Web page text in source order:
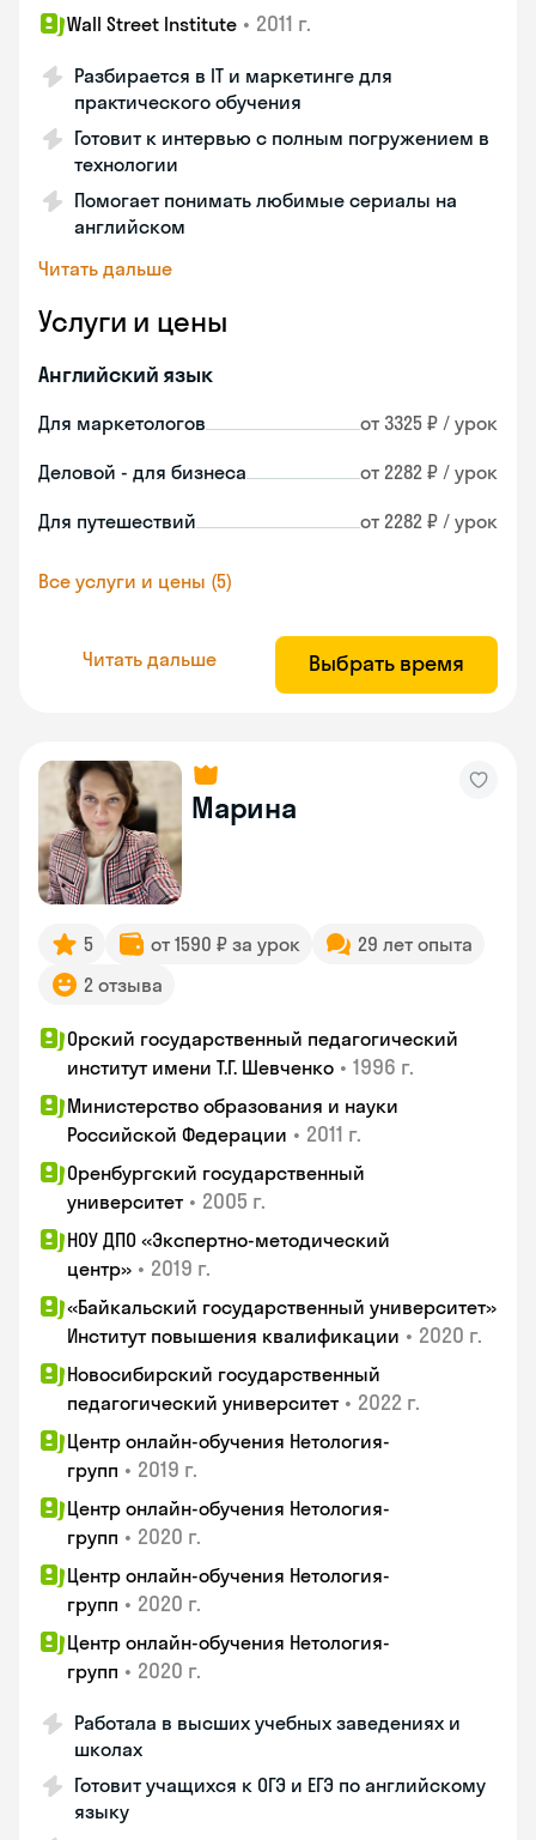
Wall Street Institute • 2011 г.
Разбирается в IT и маркетинге для
практического обучения
Готовит к интервью с полным погружением в
технологии
Помогает понимать любимые сериалы на
английском
Читать дальше
Услуги и цены
Английский язык
Для маркетологов от 3325 ₽ / урок
Деловой - для бизнеса от 2282 ₽ / урок
Для путешествий от 2282 ₽ / урок
Все услуги и цены (5)
Читать дальше Выбрать время
Марина
5 от 1590 ₽ за урок
29 лет опыта
2 отзыва
Орский государственный педагогический
институт имени Т.Г. Шевченко • 1996 г.
Министерство образования и науки
Российской Федерации • 2011 г.
Оренбургский государственный
университет • 2005 г.
НОУ ДПО «Экспертно-методический
центр» • 2019 г.
«Байкальский государственный университет»
Институт повышения квалификации • 2020 г.
Новосибирский государственный
педагогический университет • 2022 г.
Центр онлайн-обучения Нетология-
групп • 2019 г.
Центр онлайн-обучения Нетология-
групп • 2020 г.
Центр онлайн-обучения Нетология-
групп • 2020 г.
Центр онлайн-обучения Нетология-
групп • 2020 г.
Работала в высших учебных заведениях и
школах
Готовит учащихся к ОГЭ и ЕГЭ по английскому
языку